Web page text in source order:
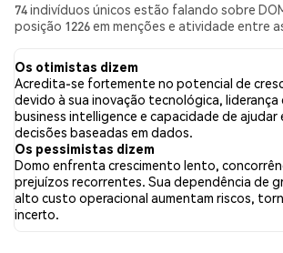
74 indivíduos únicos estão falando sobre
posição 1226 em menções e atividade entre
DOMO em todas as redes sociais foi Altista.
publicados 0 artigos de notícias sobre
28.95% dos tweets apresentaram um
comparação com 13.16% dos tweets com
pessimista sobre DOMO. 57.89% dos tweets
relação a DOMO. Esses sentimentos são
tweets.
Os otimistas dizem
Acredita-se fortemente no potencial de
devido à sua inovação tecnológica, liderança
business intelligence e capacidade de ajudar
decisões baseadas em dados.
Os pessimistas dizem
Domo enfrenta crescimento lento,
prejuízos recorrentes. Sua dependência de
alto custo operacional aumentam riscos,
incerto.